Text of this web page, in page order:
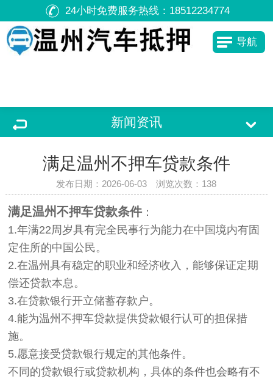
24小时免费服务热线： 18512234774
导航
新闻资讯
满足温州不押车贷款条件
发布日期：2026-06-03 浏览次数： 138
满足温州不押车贷款条件 ：
1.年满22周岁具有完全民事行为能力在中国境内有固
定住所的中国公民。
2.在温州具有稳定的职业和经济收入，能够保证定期
偿还贷款本息。
3.在贷款银行开立储蓄存款户。
4.能为温州不押车贷款提供贷款银行认可的担保措
施。
5.愿意接受贷款银行规定的其他条件。
不同的贷款银行或贷款机构，具体的条件也会略有不